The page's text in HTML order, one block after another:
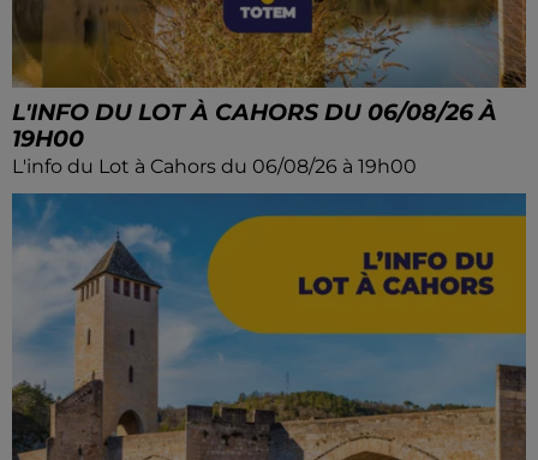
L'INFO DU LOT À CAHORS DU 06/08/26 À
19H00
L'info du Lot à Cahors du 06/08/26 à 19h00